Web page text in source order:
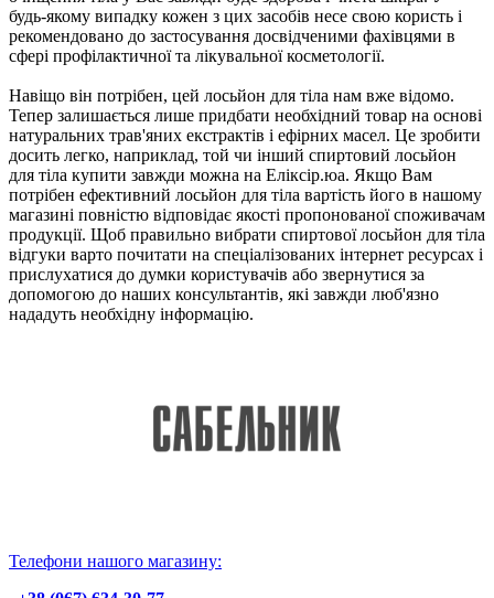
будь-якому випадку кожен з цих засобів несе свою користь і
рекомендовано до застосування досвідченими фахівцями в
сфері профілактичної та лікувальної косметології.
Навіщо він потрібен, цей лосьйон для тіла нам вже відомо.
Тепер залишається лише придбати необхідний товар на основі
натуральних трав'яних екстрактів і ефірних масел. Це зробити
досить легко, наприклад, той чи інший спиртовий лосьйон
для тіла купити завжди можна на Еліксір.юа. Якщо Вам
потрібен ефективний лосьйон для тіла вартість його в нашому
магазині повністю відповідає якості пропонованої споживачам
продукції. Щоб правильно вибрати спиртової лосьйон для тіла
відгуки варто почитати на спеціалізованих інтернет ресурсах і
прислухатися до думки користувачів або звернутися за
допомогою до наших консультантів, які завжди люб'язно
нададуть необхідну інформацію.
Телефони нашого магазину: